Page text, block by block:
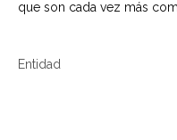
que son cada vez más
Entidad